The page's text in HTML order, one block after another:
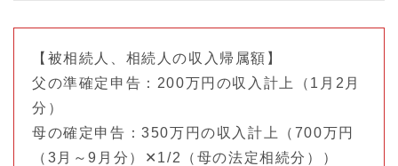
【被相続人、相続人の収入帰属額】
父の準確定申告：200万円の収入計上（1月2月
分）
母の確定申告：350万円の収入計上（700万円
（3月～9月分）✕1/2（母の法定相続分））